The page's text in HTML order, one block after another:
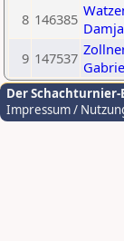
8 146385
9 147537
Der Schachturnier-
Impressum /